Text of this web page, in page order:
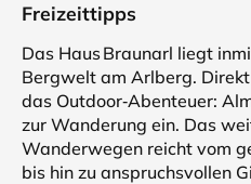
Freizeittipps
Das Haus Braunarl liegt
Bergwelt am Arlberg.
das Outdoor‑Abenteuer:
zur Wanderung ein. Das
Wanderwegen reicht vom
bis hin zu anspruchsvollen